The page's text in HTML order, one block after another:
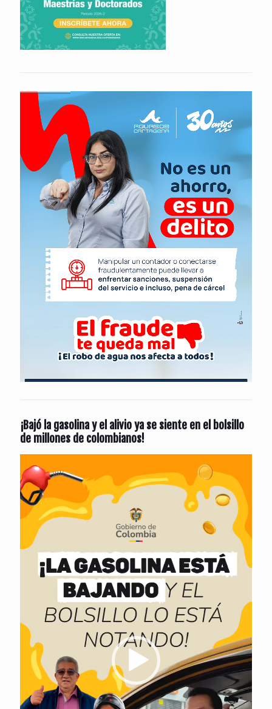
¡Bajó la gasolina y el alivio ya se siente en el bolsillo
de millones de colombianos!
de
vídeo